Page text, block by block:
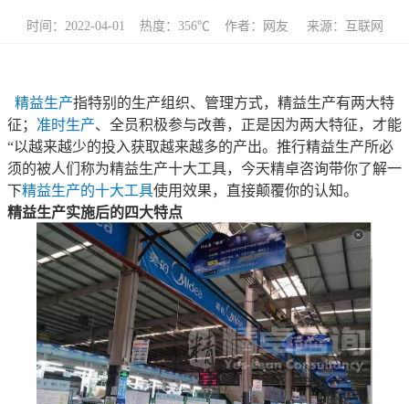
时间：2022-04-01 热度： 356℃ 作者：网友 来源：互联网
精益生产指特别的生产组织、管理方式，精益生产有两大特
征； 准时生产、全员积极参与改善，正是因为两大特征，才能
“以越来越少的投入获取越来越多的产出。推行精益生产所必
须的被人们称为精益生产十大工具，今天精卓咨询带你了解一
下精益生产的十大工具使用效果，直接颠覆你的认知。
精益生产实施后的四大特点